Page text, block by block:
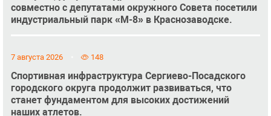
совместно с депутатами окружного Совета посетили
индустриальный парк «М-8» в Краснозаводске.
7 августа 2026 148
Спортивная инфраструктура Сергиево-Посадского
городского округа продолжит развиваться, что
станет фундаментом для высоких достижений
наших атлетов.